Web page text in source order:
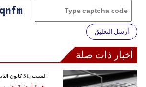
أرسل التعليق
أخبار ذات صلة
GMT 10:03 2026 السبت ,31 كانون الثاني / يناير